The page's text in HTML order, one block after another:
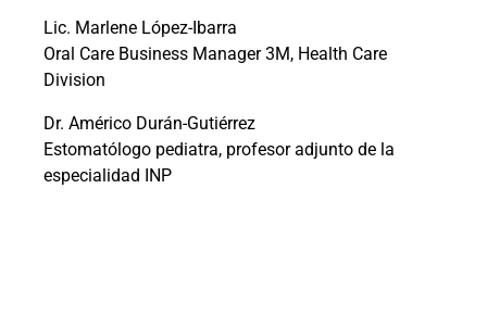
Lic. Marlene López-Ibarra
Oral Care Business Manager 3M, Health Care
Division
Dr. Américo Durán-Gutiérrez
Estomatólogo pediatra, profesor adjunto de la
especialidad INP